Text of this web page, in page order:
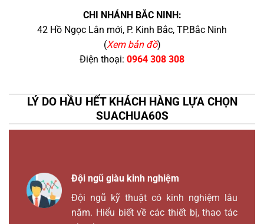
CHI NHÁNH BẮC NINH:
42 Hồ Ngọc Lân mới, P. Kinh Bắc, TP.Bắc Ninh
(Xem bản đồ)
Điện thoại: 0964 308 308
LÝ DO HẦU HẾT KHÁCH HÀNG LỰA CHỌN
SUACHUA60S
Đội ngũ giàu kinh nghiệm
Đội ngũ kỹ thuật có kinh nghiệm lâu
năm. Hiểu biết về các thiết bị, thao tác